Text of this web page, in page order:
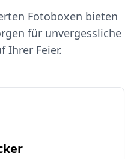
Fotoboxen bieten
für unvergessliche
Ihrer Feier.